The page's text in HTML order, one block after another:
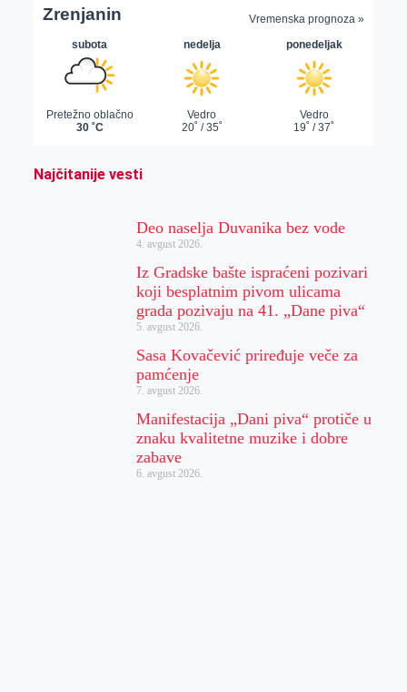
Najčitanije vesti
Deo naselja Duvanika bez vode
4. avgust 2026.
Iz Gradske bašte ispraćeni pozivari
koji besplatnim pivom ulicama
grada pozivaju na 41. „Dane piva“
5. avgust 2026.
Sasa Kovačević priređuje veče za
pamćenje
7. avgust 2026.
Manifestacija „Dani piva“ protiče u
znaku kvalitetne muzike i dobre
zabave
6. avgust 2026.